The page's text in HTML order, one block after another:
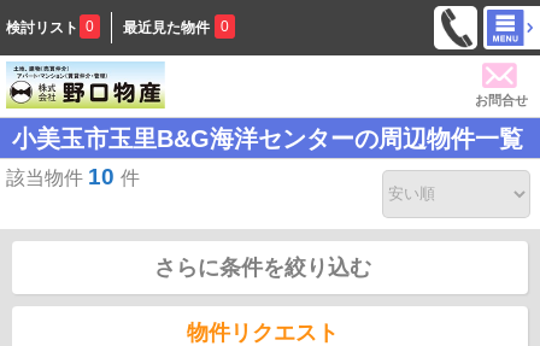
検討リスト 0 最近見た物件 0
お問合せ
小美玉市玉里B&G海洋センターの周辺物件一覧
該当物件 10 件
さらに条件を絞り込む
物件リクエスト